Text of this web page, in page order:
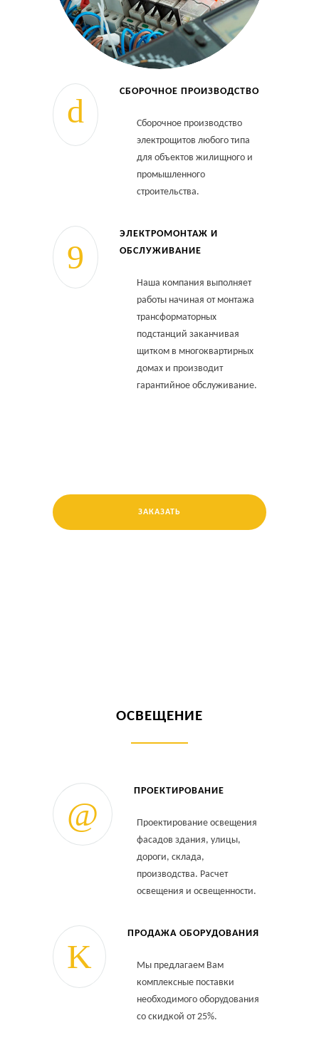
СБОРОЧНОЕ ПРОИЗВОДСТВО
Сборочное производство
электрощитов любого типа
для объектов жилищного и
промышленного
строительства.
ЭЛЕКТРОМОНТАЖ И
ОБСЛУЖИВАНИЕ
Наша компания выполняет
работы начиная от монтажа
трансформаторных
подстанций заканчивая
щитком в многоквартирных
домах и производит
гарантийное обслуживание.
ЗАКАЗАТЬ
ОСВЕЩЕНИЕ
ПРОЕКТИРОВАНИЕ
Проектирование освещения
фасадов здания, улицы,
дороги, склада,
производства. Расчет
освещения и освещенности.
ПРОДАЖА ОБОРУДОВАНИЯ
Мы предлагаем Вам
комплексные поставки
необходимого оборудования
со скидкой от 25%.